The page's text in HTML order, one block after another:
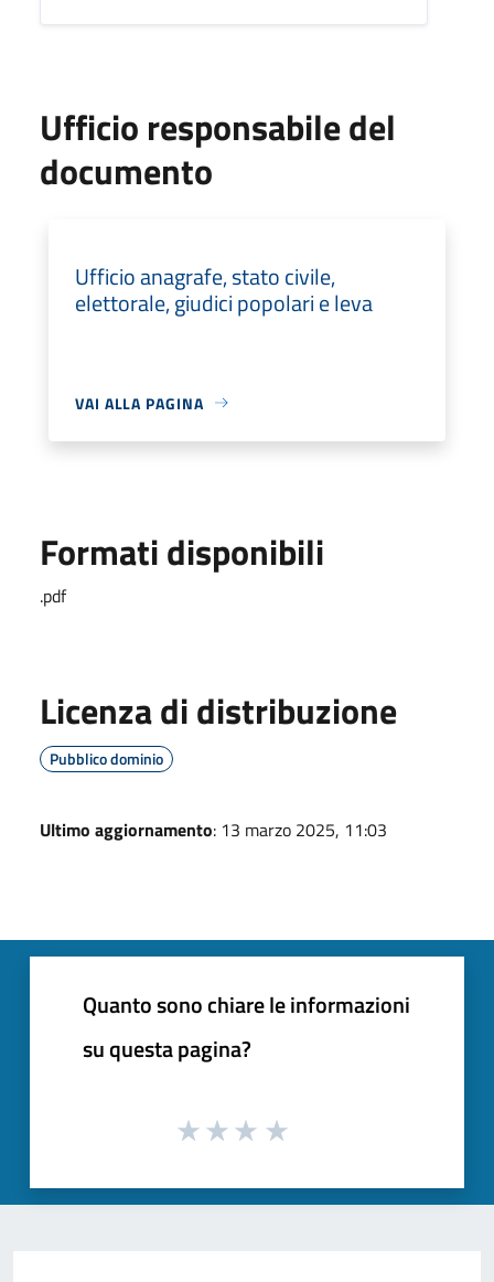
Ufficio responsabile del
documento
Ufficio anagrafe, stato civile,
elettorale, giudici popolari e leva
VAI ALLA PAGINA
Formati disponibili
.pdf
Licenza di distribuzione
Pubblico dominio
Ultimo aggiornamento: 13 marzo 2025, 11:03
Quanto sono chiare le informazioni
su questa pagina?